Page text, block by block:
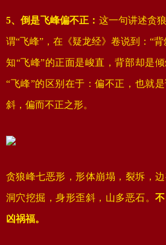
5、倒是飞峰偏不正： 这一句讲述贪
谓“飞峰”，在《疑龙经》卷说到：“
知“飞峰”的正面是峻直，背部却是
“飞峰”的区别在于：偏不正，也就
斜，偏而不正之形。
贪狼峰七恶形，形体崩塌，裂坼，
洞穴挖掘，身形歪斜，山多恶石。
凶祸福。